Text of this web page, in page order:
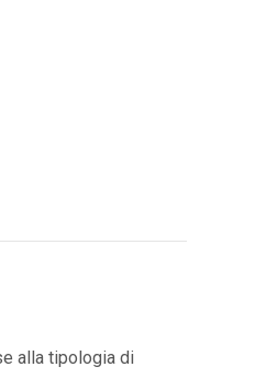
alla tipologia di